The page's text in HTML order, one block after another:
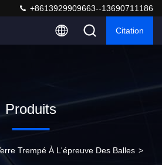
+8613929909663--13690711186
Citation
Produits
Trempé À L'épreuve Des Balles >